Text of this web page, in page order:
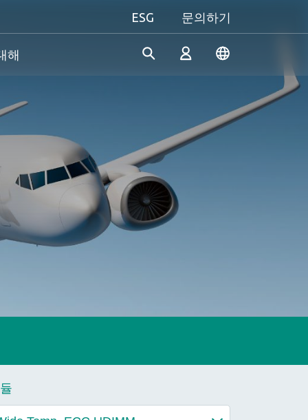
ESG 문의하기
업 솔루션
은 수년간의 R&D 경험
바탕으로 산업용 애플리케
션의 다양한 요구 사항을 충
하기 위해 지속적으로 혁신
인 SSD 및 DRAM 솔루션을
발하고 있습니다.
인 및 비즈니스
는 신뢰할 수 있는 혁신
인 제품과 서비스 개발에 전
하고 있으며, 높은 성능, 높
안정성, 높은 가치의 메모리
듈과 스토리지 장치를 제공
여 소비자가 일상 생활에서
개요
능을 극대화하든, 개성을 중
하든, Apacer는 게이밍 경험
한 차원 높여줄 모든 것을
추고 있습니다.
정한 게이머의 본능을 마음
펼쳐보세요!
해
로그인
계정 만들기